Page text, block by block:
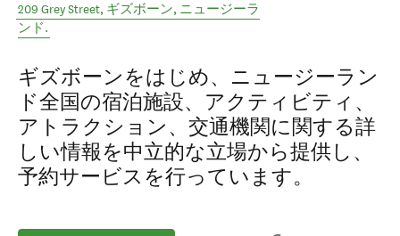
209 Grey Street, ギズボーン, ニュージーラ
ンド.
ギズボーンをはじめ、ニュージーラン
ド全国の宿泊施設、アクティビティ、
アトラクション、交通機関に関する詳
しい情報を中立的な立場から提供し、
予約サービスを行っています。